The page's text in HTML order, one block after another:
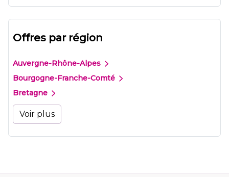
Offres par région
Auvergne-Rhône-Alpes
Bourgogne-Franche-Comté
Bretagne
Voir plus